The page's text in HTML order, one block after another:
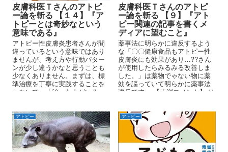
皮膚科医Ｔさんのアトピ
ー論を斬る 【１４】『ア
トピーとは奇妙なという
意味である』
アトピー性皮膚炎患者さんが間
違っているという意味ではあり
ませんが、考え方や行動パター
ンが少し違うかなと思うことも
少なくありません。まずは、標
準治療を丁寧に実践することを
しないで、「治った人がいる」
てしまうことが少なくないよう
に思います。
皮膚科医Ｔさんのアトピ
ー論を斬る 【９】『アト
ピー関連の記事を書くメ
ディアに望むこと』
薬事法に明らかに違反するよう
な「〇〇健康食品もアトピー性
皮膚炎にも効果があり…??さん
が使用したらみるみる改善しま
した。」は薬物でゃない物に薬
効を謳っていて明らかに薬事法
違反です。 【赤嶺コメント】 は
先生、先生方が患者さんが本当
の意味で治る治療を行えば、再
発者はなく、アトピーの民間療
法の業者は居なくなりますよ。
アトピー アトピー